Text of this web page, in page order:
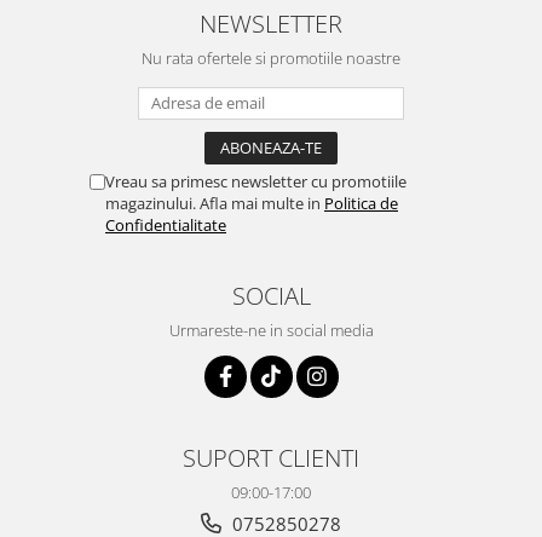
NEWSLETTER
Nu rata ofertele si promotiile noastre
Vreau sa primesc newsletter cu promotiile
magazinului. Afla mai multe in Politica de
Confidentialitate
SOCIAL
Urmareste-ne in social media
SUPORT CLIENTI
09:00-17:00
0752850278